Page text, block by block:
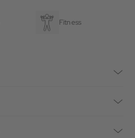
Fitness